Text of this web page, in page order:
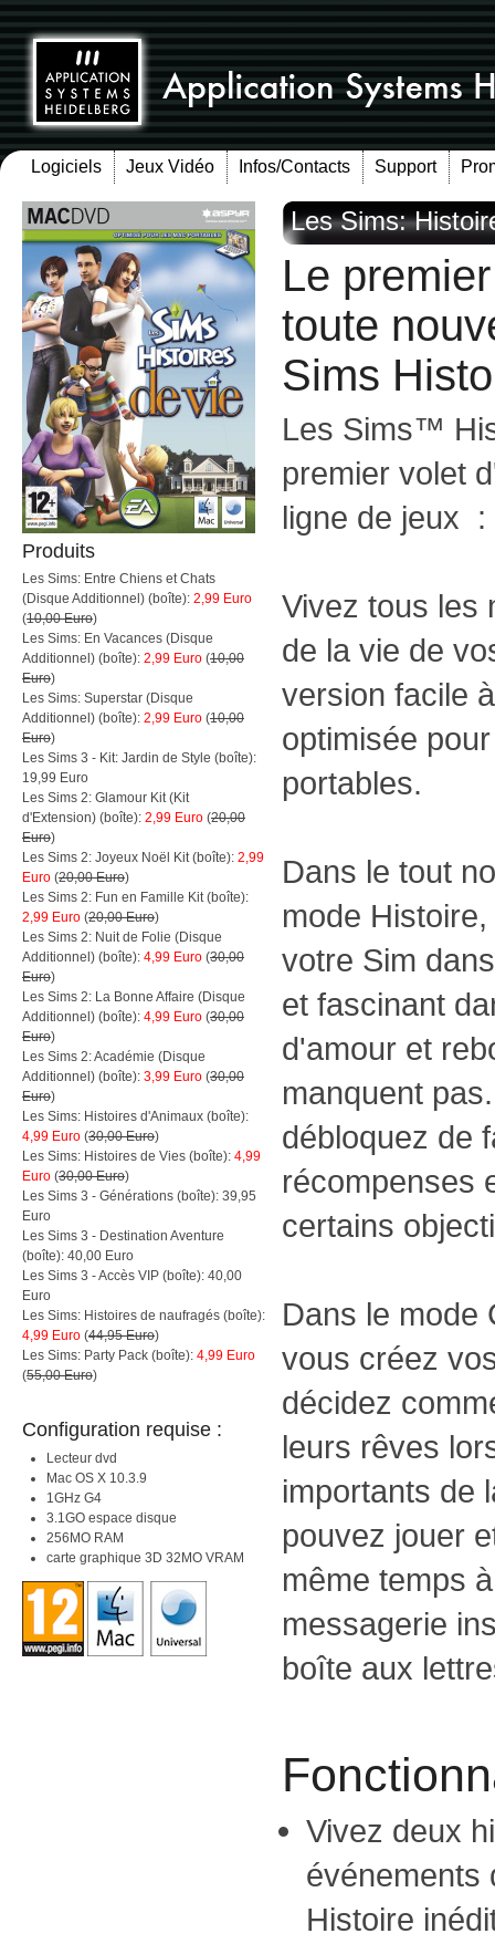
Logiciels Jeux Vidéo Infos/Contacts Support
Produits
Les Sims: Entre Chiens et Chats
(Disque Additionnel) (boîte): 2,99 Euro
(10,00 Euro)
Les Sims: En Vacances (Disque
Additionnel) (boîte): 2,99 Euro (10,00
Euro)
Les Sims: Superstar (Disque
Additionnel) (boîte): 2,99 Euro (10,00
Euro)
Les Sims 3 - Kit: Jardin de Style (boîte):
19,99 Euro
Les Sims 2: Glamour Kit (Kit
d'Extension) (boîte): 2,99 Euro (20,00
Euro)
Les Sims 2: Joyeux Noël Kit (boîte): 2,99
Euro (20,00 Euro)
Les Sims 2: Fun en Famille Kit (boîte):
2,99 Euro (20,00 Euro)
Les Sims 2: Nuit de Folie (Disque
Additionnel) (boîte): 4,99 Euro (30,00
Euro)
Les Sims 2: La Bonne Affaire (Disque
Additionnel) (boîte): 4,99 Euro (30,00
Euro)
Les Sims 2: Académie (Disque
Additionnel) (boîte): 3,99 Euro (30,00
Euro)
Les Sims: Histoires d'Animaux (boîte):
4,99 Euro (30,00 Euro)
Les Sims: Histoires de Vies (boîte): 4,99
Euro (30,00 Euro)
Les Sims 3 - Générations (boîte): 39,95
Euro
Les Sims 3 - Destination Aventure
(boîte): 40,00 Euro
Les Sims 3 - Accès VIP (boîte): 40,00
Euro
Les Sims: Histoires de naufragés (boîte):
4,99 Euro (44,95 Euro)
Les Sims: Party Pack (boîte): 4,99 Euro
(55,00 Euro)
Configuration requise :
Lecteur dvd
Mac OS X 10.3.9
1GHz G4
3.1GO espace disque
256MO RAM
carte graphique 3D 32MO VRAM
Les Sims:
Le
toute
Sims
Les Sims™
premier volet
ligne de jeux
Vivez tous les
de la vie de
version facile
optimisée
portables.
Dans le tout
mode
votre Sim
et fascinant
d'amour et
manquent
débloquez de
récompenses
certains
Dans le mode
vous créez
décidez
leurs rêves
importants de
pouvez jouer
même temps
messagerie
boîte aux
Vivez deux
événements
Histoire